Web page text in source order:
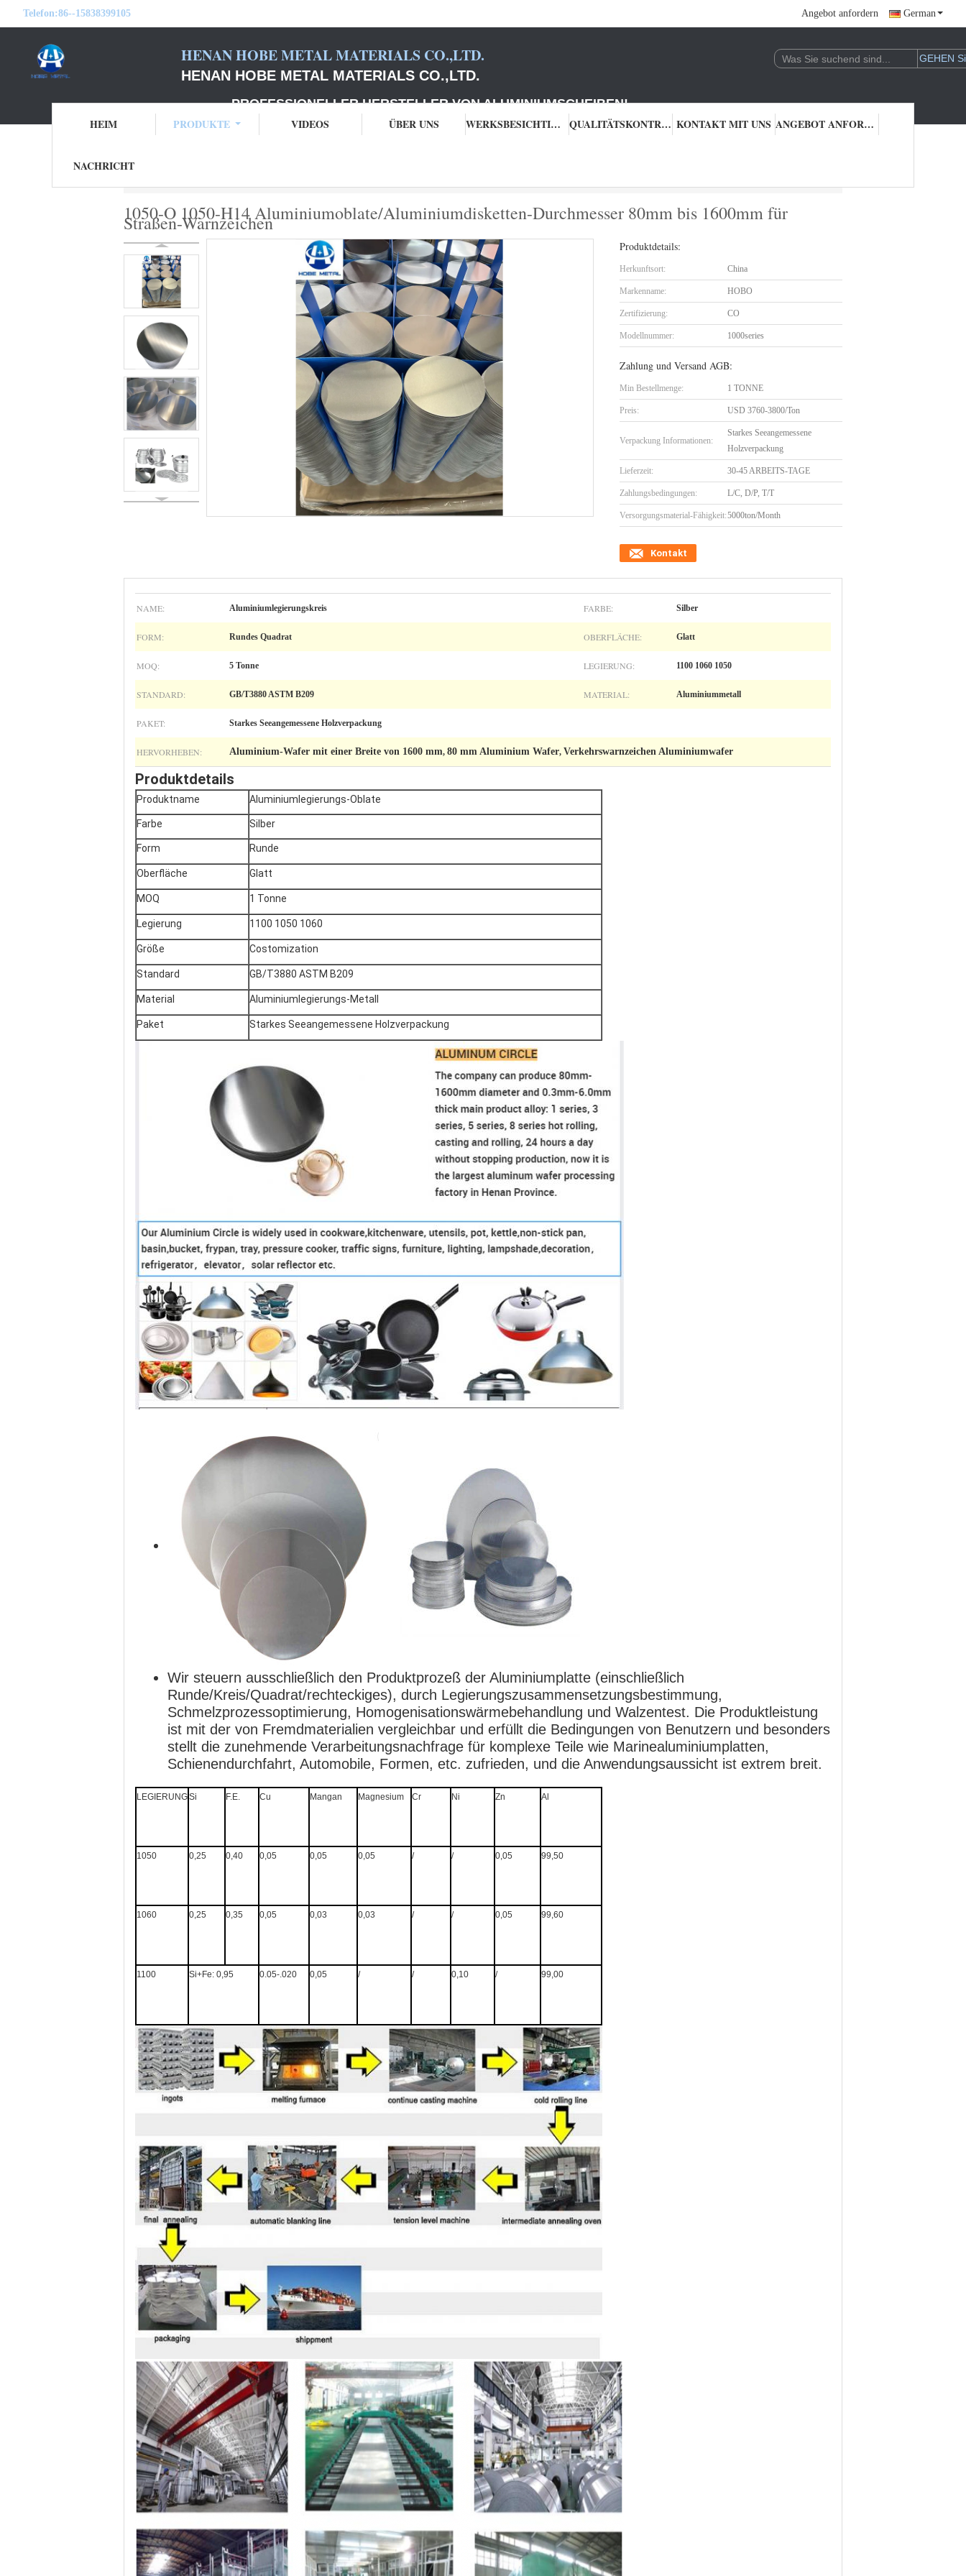
Telefon:86--15838399105 Angebot anfordern German
HENAN HOBE METAL MATERIALS CO.,LTD.
HENAN HOBE METAL MATERIALS CO.,LTD.
PROFESSIONELLER HERSTELLER VON ALUMINIUMSCHEIBEN!
HEIM PRODUKTE VIDEOS ÜBER UNS WERKSBESICHTIGUNG QUALITÄTSKONTROLLE KONTAKT MIT UNS ANGEBOT ANFORDERN
NACHRICHT
1050-O 1050-H14 Aluminiumoblate/Aluminiumdisketten-Durchmesser 80mm bis 1600mm für
Straßen-Warnzeichen
Produktdetails:
Herkunftsort: China
Markenname: HOBO
Zertifizierung: CO
Modellnummer: 1000series
Zahlung und Versand AGB:
Min Bestellmenge: 1 TONNE
Preis: USD 3760-3800/Ton
Verpackung Informationen:
Starkes Seeangemessene
Holzverpackung
Lieferzeit: 30-45 ARBEITS-TAGE
Zahlungsbedingungen: L/C, D/P, T/T
Versorgungsmaterial-Fähigkeit:5000ton/Month
Kontakt
NAME: Aluminiumlegierungskreis FARBE: Silber
FORM: Rundes Quadrat OBERFLÄCHE: Glatt
MOQ: 5 Tonne LEGIERUNG: 1100 1060 1050
STANDARD: GB/T3880 ASTM B209 MATERIAL: Aluminiummetall
PAKET: Starkes Seeangemessene Holzverpackung
HERVORHEBEN: Aluminium-Wafer mit einer Breite von 1600 mm, 80 mm Aluminium Wafer, Verkehrswarnzeichen Aluminiumwafer
Produktdetails
Produktname Aluminiumlegierungs-Oblate
Farbe Silber
Form Runde
Oberfläche Glatt
MOQ 1 Tonne
Legierung 1100 1050 1060
Größe Costomization
Standard GB/T3880 ASTM B209
Material Aluminiumlegierungs-Metall
Paket Starkes Seeangemessene Holzverpackung
Wir steuern ausschließlich den Produktprozeß der Aluminiumplatte (einschließlich
Runde/Kreis/Quadrat/rechteckiges), durch Legierungszusammensetzungsbestimmung,
Schmelzprozessoptimierung, Homogenisationswärmebehandlung und Walzentest. Die Produktleistung
ist mit der von Fremdmaterialien vergleichbar und erfüllt die Bedingungen von Benutzern und besonders
stellt die zunehmende Verarbeitungsnachfrage für komplexe Teile wie Marinealuminiumplatten,
Schienendurchfahrt, Automobile, Formen, etc. zufrieden, und die Anwendungsaussicht ist extrem breit.
LEGIERUNGSi F.E. Cu Mangan Magnesium Cr Ni Zn Al
1050 0,25 0,40 0,05 0,05 0,05 / / 0,05 99,50
1060 0,25 0,35 0,05 0,03 0,03 / / 0,05 99,60
1100 Si+Fe: 0,95 0.05-.020 0,05 / / 0,10 / 99,00